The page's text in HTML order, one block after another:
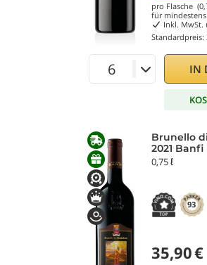
pro Flasche
für mindestens
Inkl. MwSt.
Standardpreis:
IN
Brunello
2021 Banfi
0,75 ℓ
93
35,90€